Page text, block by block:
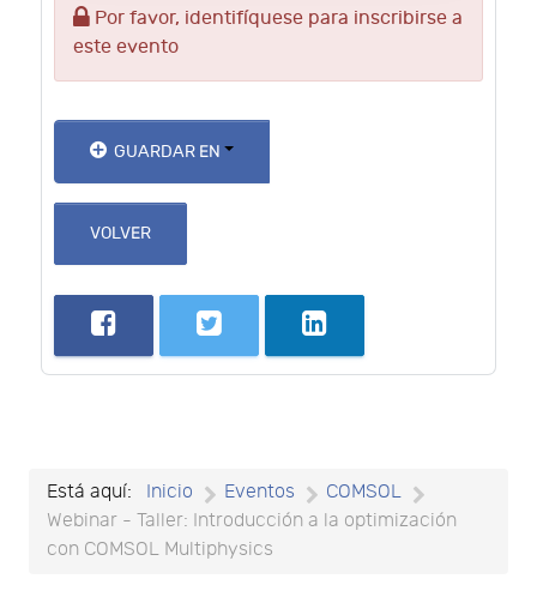
Por favor, identifíquese para inscribirse a
este evento
GUARDAR EN
VOLVER
Está aquí: Inicio Eventos
COMSOL
Webinar - Taller: Introducción a la optimización
con COMSOL Multiphysics